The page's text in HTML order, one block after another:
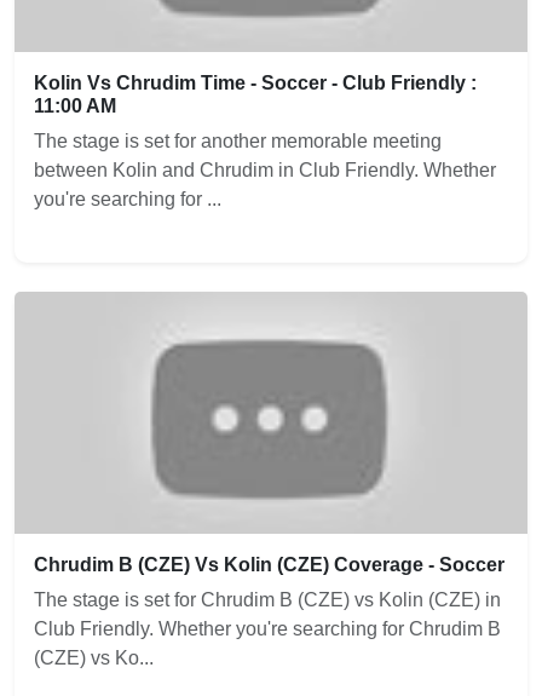
Kolin Vs Chrudim Time - Soccer - Club Friendly :
11:00 AM
The stage is set for another memorable meeting
between Kolin and Chrudim in Club Friendly. Whether
you're searching for ...
Chrudim B (CZE) Vs Kolin (CZE) Coverage - Soccer
The stage is set for Chrudim B (CZE) vs Kolin (CZE) in
Club Friendly. Whether you're searching for Chrudim B
(CZE) vs Ko...